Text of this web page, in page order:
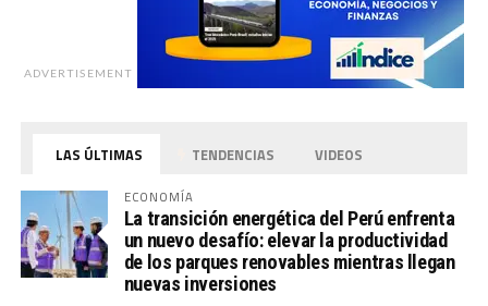
ADVERTISEMENT
LAS ÚLTIMAS TENDENCIAS VIDEOS
ECONOMÍA
La transición energética del Perú enfrenta
un nuevo desafío: elevar la productividad
de los parques renovables mientras llegan
nuevas inversiones